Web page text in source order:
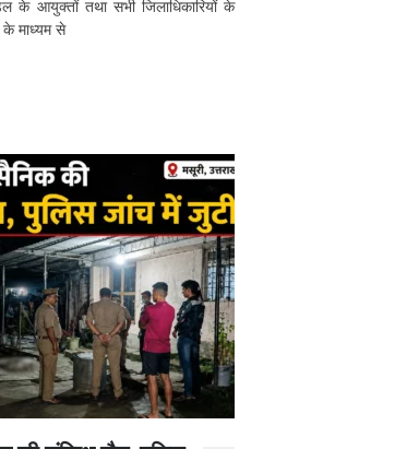
के आयुक्तों तथा सभी जिलाधिकारियों के
के माध्यम से